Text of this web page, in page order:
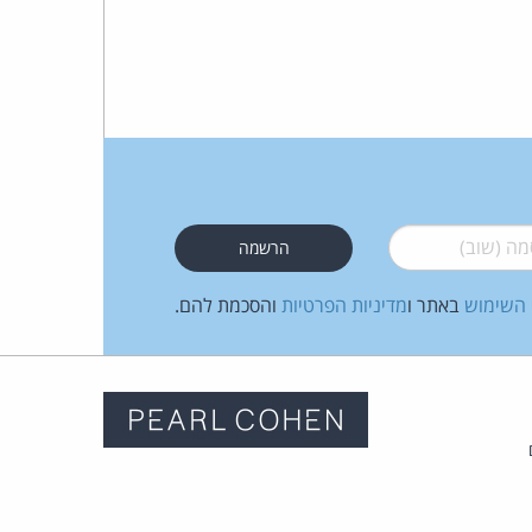
(שוב)*
השימוש באתר ומדיניות הפרטיות והסכמת להם.